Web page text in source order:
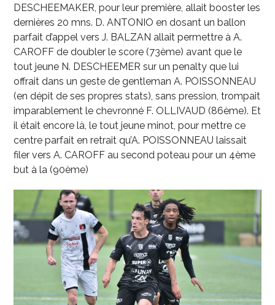
DESCHEEMAKER, pour leur première, allait booster les
dernières 20 mns. D. ANTONIO en dosant un ballon
parfait d’appel vers J. BALZAN allait permettre à A.
CAROFF de doubler le score (73ème) avant que le
tout jeune N. DESCHEEMER sur un penalty que lui
offrait dans un geste de gentleman A. POISSONNEAU
(en dépit de ses propres stats), sans pression, trompait
imparablement le chevronné F. OLLIVAUD (86ème). Et
il était encore là, le tout jeune minot, pour mettre ce
centre parfait en retrait qu’A. POISSONNEAU laissait
filer vers A. CAROFF au second poteau pour un 4ème
but à la (90ème)